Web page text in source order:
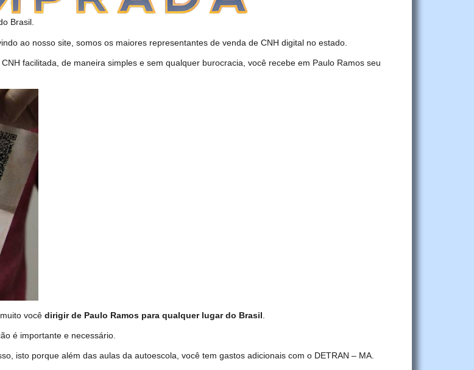
Brasil.
ao nosso site, somos os maiores representantes de venda de CNH digital no estado.
facilitada, de maneira simples e sem qualquer burocracia, você recebe em Paulo Ramos seu
você dirigir de Paulo Ramos para qualquer lugar do Brasil
é importante e necessário.
isto porque além das aulas da autoescola, você tem gastos adicionais com o DETRAN – MA.